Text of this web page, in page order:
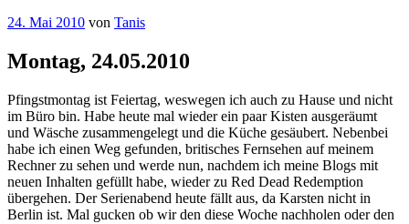
Veröffentlicht
24. Mai 2010 von Tanis
Montag, 24.05.2010
Pfingstmontag ist Feiertag, weswegen ich auch zu Hause und nicht
im Büro bin. Habe heute mal wieder ein paar Kisten ausgeräumt
und Wäsche zusammengelegt und die Küche gesäubert. Nebenbei
habe ich einen Weg gefunden, britisches Fernsehen auf meinem
Rechner zu sehen und werde nun, nachdem ich meine Blogs mit
neuen Inhalten gefüllt habe, wieder zu Red Dead Redemption
übergehen. Der Serienabend heute fällt aus, da Karsten nicht in
Berlin ist. Mal gucken ob wir den diese Woche nachholen oder den